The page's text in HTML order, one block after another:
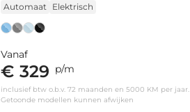
Automaat
Elektrisch
Vanaf
€ 329 p/m
inclusief btw o.b.v. 72 maanden en 5000 KM per jaar.
Getoonde modellen kunnen afwijken